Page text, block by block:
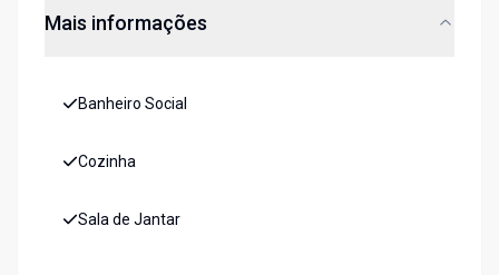
Mais informações
Banheiro Social
Cozinha
Sala de Jantar